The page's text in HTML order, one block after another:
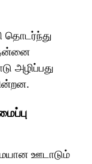
தொடர்ந்து
தன்னை
அழிப்பது
ஊடாடும்